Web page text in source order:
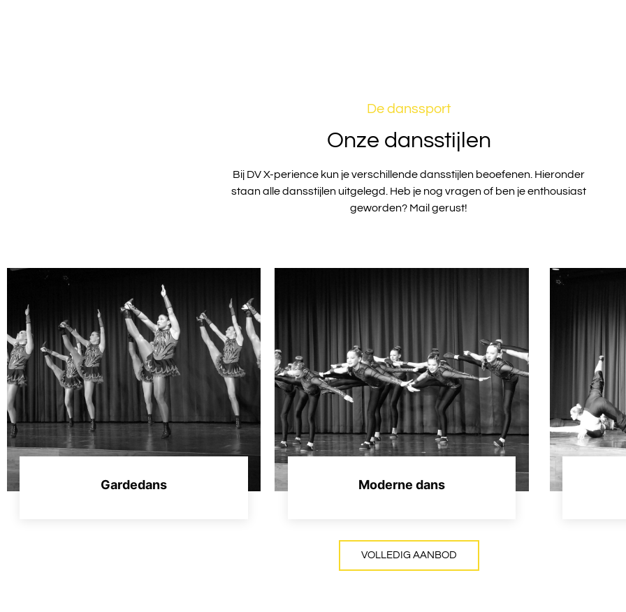
De danssport
Onze dansstijlen
Bij DV X-perience kun je verschillende dansstijlen beoefenen. Hieronder
staan alle dansstijlen uitgelegd. Heb je nog vragen of ben je enthousiast
geworden? Mail gerust!
Gardedans Moderne dans
VOLLEDIG AANBOD